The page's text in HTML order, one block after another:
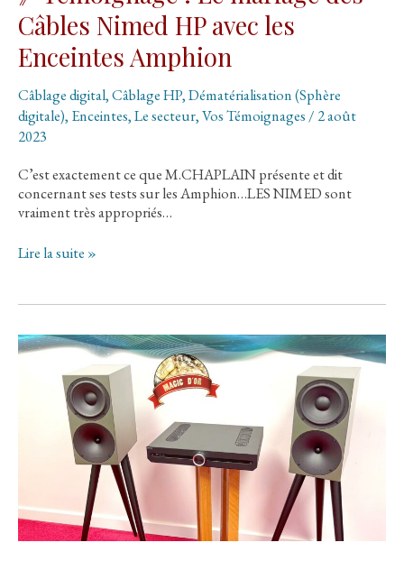
Câbles Nimed HP avec les
Enceintes Amphion
Câblage digital,Câblage HP,Dématérialisation (Sphère
digitale), Enceintes,Le secteur,Vos Témoignages / 2 août
2023
C’est exactement ce que M.CHAPLAIN présente et dit
concernant ses tests sur les Amphion…LES NIMED sont
vraiment très appropriés…
》
Le
des
Enceintes
Lire la suite »